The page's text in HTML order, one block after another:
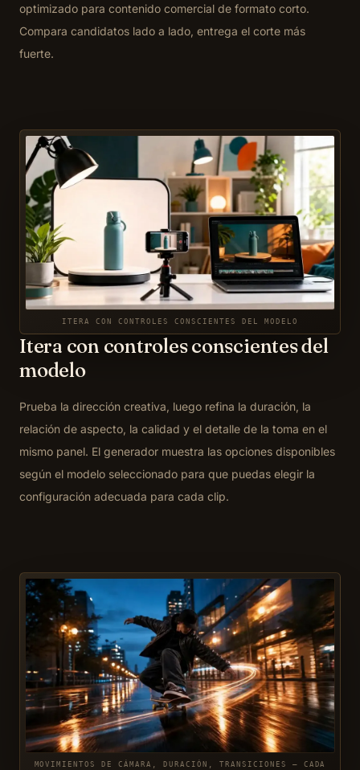
optimizado para contenido comercial de formato corto.
Compara candidatos lado a lado, entrega el corte más
fuerte.
ITERA CON CONTROLES CONSCIENTES DEL MODELO
Itera con controles conscientes del
modelo
Prueba la dirección creativa, luego refina la duración, la
relación de aspecto, la calidad y el detalle de la toma en el
mismo panel. El generador muestra las opciones disponibles
según el modelo seleccionado para que puedas elegir la
configuración adecuada para cada clip.
MOVIMIENTOS DE CÁMARA, DURACIÓN, TRANSICIONES — CADA